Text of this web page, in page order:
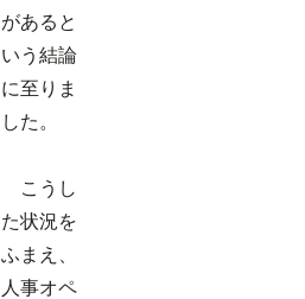
があると
いう結論
に至りま
した。
こうし
た状況を
ふまえ、
人事オペ